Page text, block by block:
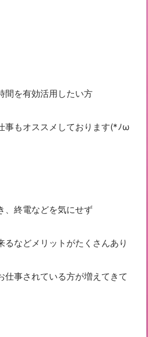
間を有効活用したい方
事もオススメしております(*ﾉω
、終電などを気にせず
るなどメリットがたくさんあり
仕事されている方が増えてきて